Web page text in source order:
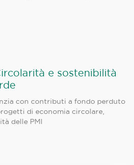
e sostenibilità
con contributi a fondo perduto
di economia circolare,
delle PMI